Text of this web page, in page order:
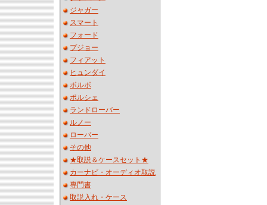
ジャガー
スマート
フォード
プジョー
フィアット
ヒュンダイ
ボルボ
ポルシェ
ランドローバー
ルノー
ローバー
その他
★取説＆ケースセット★
カーナビ・オーディオ取説
専門書
取説入れ・ケース